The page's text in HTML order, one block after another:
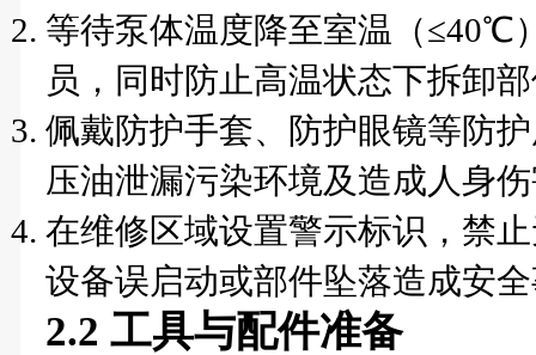
等待泵体温度降至室温（≤40℃
员，同时防止高温状态下拆卸
佩戴防护手套、防护眼镜等防
压油泄漏污染环境及造成人身
在维修区域设置警示标识，禁
设备误启动或部件坠落造成安
2.2 工具与配件准备